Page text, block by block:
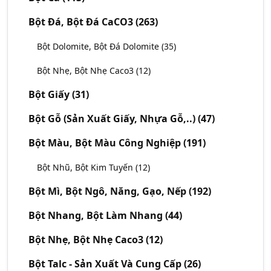
Bột Đá, Bột Đá CaCO3(263)
Bột Dolomite, Bột Đá Dolomite (35)
Bột Nhẹ, Bột Nhẹ Caco3 (12)
Bột Giấy(31)
Bột Gỗ (Sản Xuất Giấy, Nhựa Gỗ,..)(47)
Bột Màu, Bột Màu Công Nghiệp(191)
Bột Nhũ, Bột Kim Tuyến (12)
Bột Mì, Bột Ngô, Năng, Gạo, Nếp(192)
Bột Nhang, Bột Làm Nhang (44)
Bột Nhẹ, Bột Nhẹ Caco3(12)
Bột Talc - Sản Xuất Và Cung Cấp(26)